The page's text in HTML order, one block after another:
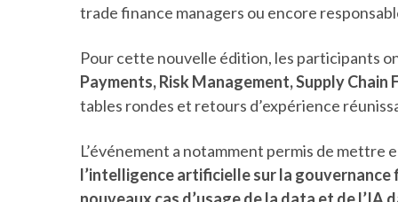
trade finance managers ou encore
Pour cette nouvelle édition, les participants
Payments, Risk Management, Supply
tables rondes et retours d’expérience
L’événement a notamment permis de
l’intelligence artificielle sur la gouvernance